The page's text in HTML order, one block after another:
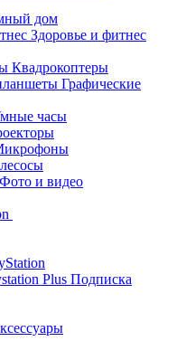
дом
Здоровье и фитнес
Квадрокоптеры
Графические
часы
Фото и видео
Подписка